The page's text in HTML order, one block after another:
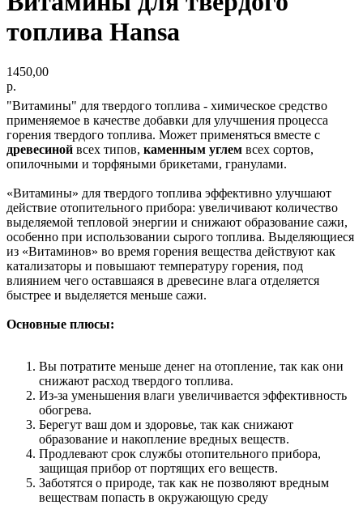
топлива Hansa
1450,00
р.
"Витамины" для твердого топлива - химическое средство
применяемое в качестве добавки для улучшения процесса
горения твердого топлива. Может применяться вместе с
древесиной всех типов, каменным углем всех сортов,
опилочными и торфяными брикетами, гранулами.
«Витамины» для твердого топлива эффективно улучшают
действие отопительного прибора: увеличивают количество
выделяемой тепловой энергии и снижают образование сажи,
особенно при использовании сырого топлива. Выделяющиеся
из «Витаминов» во время горения вещества действуют как
катализаторы и повышают температуру горения, под
влиянием чего оставшаяся в древесине влага отделяется
быстрее и выделяется меньше сажи.
Основные плюсы:
Вы потратите меньше денег на отопление, так как они
cнижают расход твердого топлива.
Из-за уменьшения влаги увеличивается эффективность
обогрева.
Берегут ваш дом и здоровье, так как снижают
образование и накопление вредных веществ.
Продлевают срок службы отопительного прибора,
защищая прибор от портящих его веществ.
Заботятся о природе, так как не позволяют вредным
веществам попасть в окружающую среду